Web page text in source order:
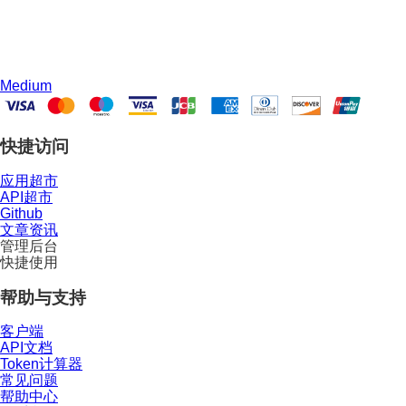
Medium
快捷访问
应用超市
API超市
Github
文章资讯
管理后台
快捷使用
帮助与支持
客户端
API文档
Token计算器
常见问题
帮助中心